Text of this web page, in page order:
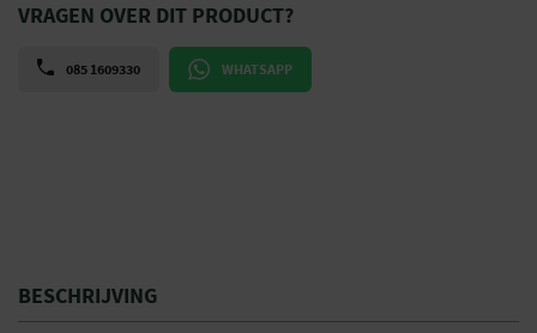
VRAGEN OVER DIT PRODUCT?
085 1609330 WHATSAPP
BESCHRIJVING